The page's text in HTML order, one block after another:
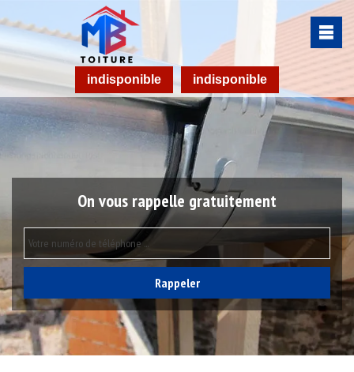
indisponible indisponible
On vous rappelle gratuitement